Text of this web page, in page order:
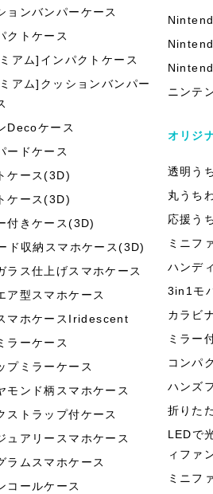
ョンバンパーケース
クトケース
アム]インパクトケース
アム]クッションバンパー
Decoケース
ードケース
ケース(3D)
ケース(3D)
付きケース(3D)
ド収納スマホケース(3D)
ラス仕上げスマホケース
ア型スマホケース
マホケースIridescent
ラーケース
プミラーケース
モンド柄スマホケース
ストラップ付ケース
ュアリースマホケース
ラムスマホケース
コールケース
ニンテ
オリジ
透明う
丸うち
応援う
ミニフ
ハンデ
3in1モ
カラビ
ミラー
コンパ
ハンズ
折りた
LEDで
ィファ
ミニフ